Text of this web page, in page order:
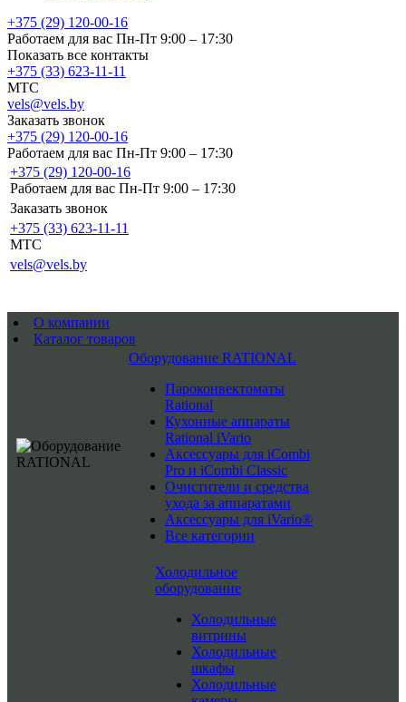
+375 (29) 120-00-16
Работаем для вас Пн-Пт 9:00 – 17:30
Показать все контакты
+375 (33) 623-11-11
MTC
vels@vels.by
Заказать звонок
+375 (29) 120-00-16
Работаем для вас Пн-Пт 9:00 – 17:30
+375 (29) 120-00-16
Работаем для вас Пн-Пт 9:00 – 17:30
Заказать звонок
+375 (33) 623-11-11
MTC
vels@vels.by
О компании
Каталог товаров
Оборудование RATIONAL
Пароконвектоматы
Rational
Кухонные аппараты
Rational iVario
Аксессуары для iCombi
Pro и iCombi Classic
Очистители и средства
ухода за аппаратами
Аксессуары для iVario®
Все категории
Холодильное
оборудование
Холодильные
витрины
Холодильные
шкафы
Холодильные